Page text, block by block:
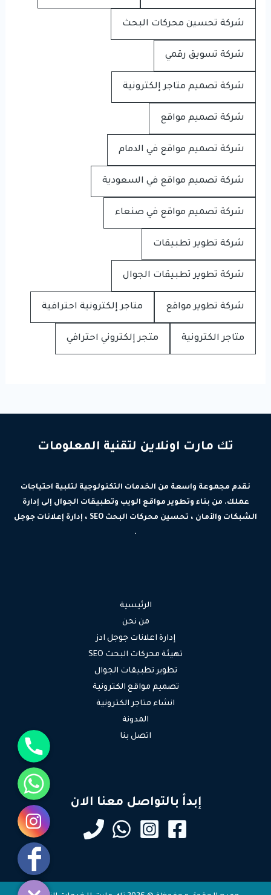
شركة تحسين محركات البحث
شركة تسويق رقمي
شركة تصميم متاجر إلكترونية
شركة تصميم مواقع
شركة تصميم مواقع في الدمام
شركة تصميم مواقع في السعودية
شركة تصميم مواقع في صنعاء
شركة تطوير تطبيقات
شركة تطوير تطبيقات الجوال
شركة تطوير مواقع متاجر إلكترونية احترافية
متاجر الكترونية متجر إلكتروني احترافي
تك مارت اونلاين لتقنية المعلومات
نقدم مجموعة واسعة من الخدمات التكنولوجية لتلبية احتياجات
عملك. من بناء وتطوير مواقع الويب وتطبيقات الجوال إلى إدارة
الشبكات والأمان ، تحسين محركات البحث SEO ، إدارة إعلانات جوجل
.
الرئيسية
من نحن
إدارة اعلانات جوجل ادز
تهيئة محركات البحث SEO
تطوير تطبيقات الجوال
تصميم مواقع الكترونية
انشاء متاجر الكترونية
المدونة
اتصل بنا
إبدأ بالتواصل معنا الان
جوال
واتساب
انستقرام
فيسبوك